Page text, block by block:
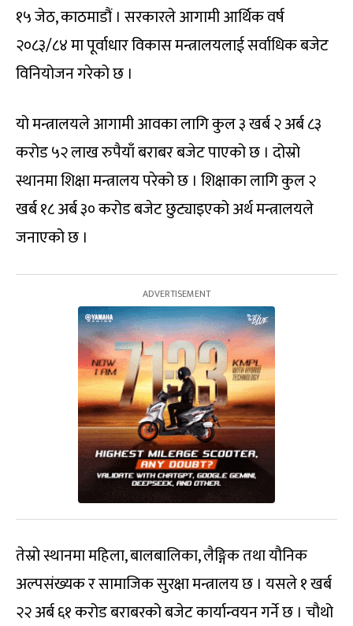
१५ जेठ, काठमाडौं । सरकारले आगामी आर्थिक वर्ष
२०८३/८४ मा पूर्वाधार विकास मन्त्रालयलाई सर्वाधिक बजेट
विनियोजन गरेको छ ।
यो मन्त्रालयले आगामी आवका लागि कुल ३ खर्ब २ अर्ब ८३
करोड ५२ लाख रुपैयाँ बराबर बजेट पाएको छ । दोस्रो
स्थानमा शिक्षा मन्त्रालय परेको छ । शिक्षाका लागि कुल २
खर्ब १८ अर्ब ३० करोड बजेट छुट्याइएको अर्थ मन्त्रालयले
जनाएको छ ।
तेस्रो स्थानमा महिला, बालबालिका, लैङ्गिक तथा यौनिक
अल्पसंख्यक र सामाजिक सुरक्षा मन्त्रालय छ । यसले १ खर्ब
२२ अर्ब ६१ करोड बराबरको बजेट कार्यान्वयन गर्ने छ । चौथो